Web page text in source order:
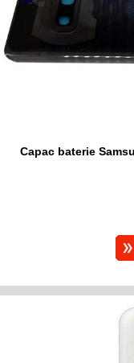
Capac baterie